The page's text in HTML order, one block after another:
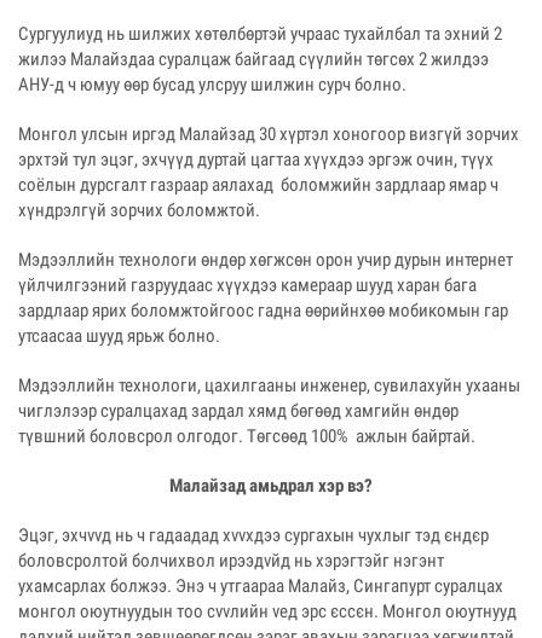
Сургуулиуд нь шилжих хөтөлбөртэй учраас тухайлбал та эхний 2
жилээ Малайздаа суралцаж байгаад сүүлийн төгсөх 2 жилдээ
АНУ-д ч юмуу өөр бусад улсруу шилжин сурч болно.
Монгол улсын иргэд Малайзад 30 хүртэл хоногоор визгүй зорчих
эрхтэй тул эцэг, эхчүүд дуртай цагтаа хүүхдээ эргэж очин, түүх
соёлын дурсгалт газраар аялахад боломжийн зардлаар ямар ч
хүндрэлгүй зорчих боломжтой.
Мэдээллийн технологи өндөр хөгжсөн орон учир дурын интернет
үйлчилгээний газруудаас хүүхдээ камераар шууд харан бага
зардлаар ярих боломжтойгоос гадна өөрийнхөө мобикомын гар
утсаасаа шууд ярьж болно.
Мэдээллийн технологи, цахилгааны инженер, сувилахуйн ухааны
чиглэлээр суралцахад зардал хямд бөгөөд хамгийн өндөр
түвшний боловсрол олгодог. Төгсөөд 100% ажлын байртай.
Малайзад амьдрал хэр вэ?
Эцэг, эхчvvд нь ч гадаадад хvvхдээ сургахын чухлыг тэд єндєр
боловсролтой болчихвол ирээдvйд нь хэрэгтэйг нэгэнт
ухамсарлах болжээ. Энэ ч утгаараа Малайз, Сингапурт суралцах
монгол оюутнуудын тоо сvvлийн vед эрс єссєн. Монгол оюутнууд